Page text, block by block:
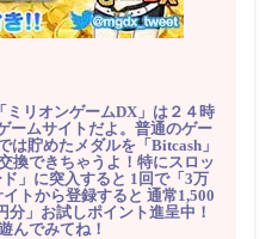
リオンゲームDX」は２４時
ームサイトだよ。普通のゲー
貯めたメダルを「Bitcash」
換できちゃうよ！特にスロッ
」に突入すると 1回で「3万
トから登録すると 通常1,500
分」お試しポイント進呈中！
んでみてね！